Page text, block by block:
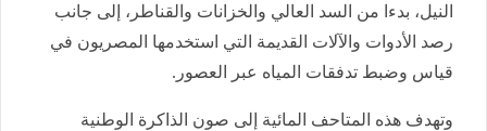
النيل، بدءا من السد العالي والخزانات والقناطر، إلى جانب
رصد الأدوات والآلات القديمة التي استخدمها المصريون في
قياس وضبط تدفقات المياه عبر العصور.
وتهدف هذه المتاحف المائية إلى صون الذاكرة الوطنية